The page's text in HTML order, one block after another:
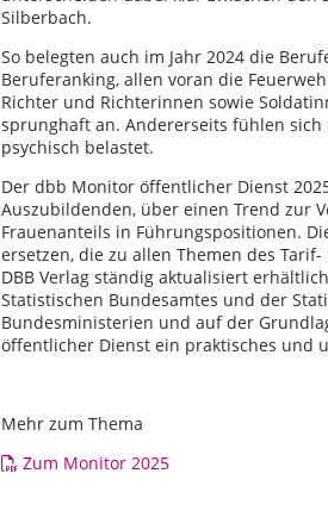
Silberbach.
So belegten auch im Jahr 2024 die
Beruferanking, allen voran die
Richter und Richterinnen sowie
sprunghaft an. Andererseits fühlen
psychisch belastet.
Der dbb Monitor öffentlicher Dienst
Auszubildenden, über einen Trend zur
Frauenanteils in Führungspositionen.
ersetzen, die zu allen Themen des
DBB Verlag ständig aktualisiert
Statistischen Bundesamtes und der
Bundesministerien und auf der
öffentlicher Dienst ein praktisches und
Mehr zum Thema
Zum Monitor 2025